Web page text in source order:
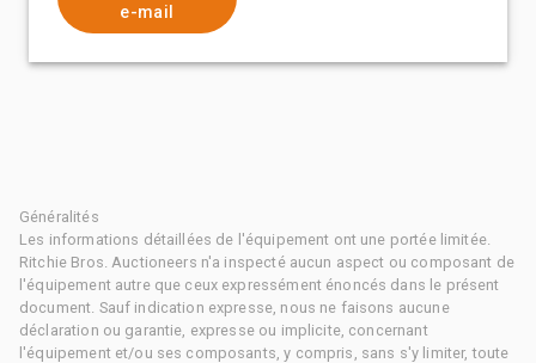
e-mail
Généralités
Les informations détaillées de l'équipement ont une portée limitée.
Ritchie Bros. Auctioneers n'a inspecté aucun aspect ou composant de
l'équipement autre que ceux expressément énoncés dans le présent
document. Sauf indication expresse, nous ne faisons aucune
déclaration ou garantie, expresse ou implicite, concernant
l'équipement et/ou ses composants, y compris, sans s'y limiter, toute